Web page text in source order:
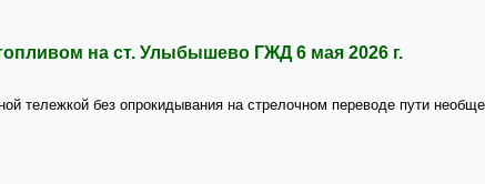
на ст. Улыбышево ГЖД 6 мая 2026 г.
тележкой без опрокидывания на стрелочном переводе пути